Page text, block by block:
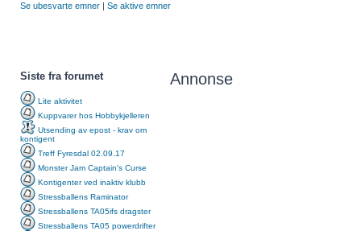
Se ubesvarte emner | Se aktive emner
Siste fra forumet
Lite aktivitet
Kuppvarer hos Hobbykjelleren
Utsending av epost - krav om
kontigent
Treff Fyresdal 02.09.17
Monster Jam Captain's Curse
Kontigenter ved inaktiv klubb
Stressballens Raminator
Stressballens TA05ifs dragster
Stressballens TA05 powerdrifter
Annonse